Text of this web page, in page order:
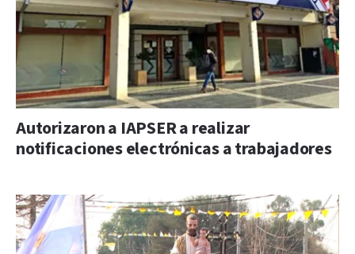
Autorizaron a IAPSER a realizar
notificaciones electrónicas a trabajadores